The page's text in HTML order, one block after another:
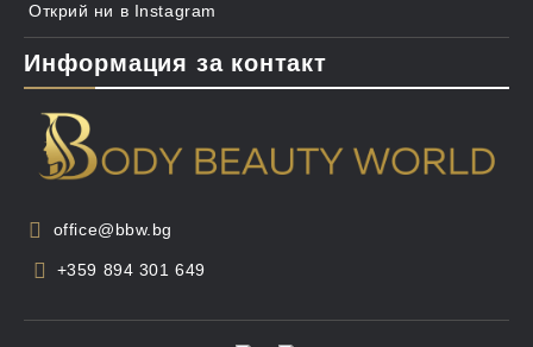
Открий ни в Instagram
Информация за контакт
office@bbw.bg
+359 894 301 649